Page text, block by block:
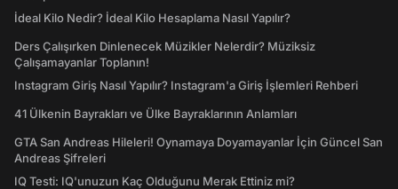
İdeal Kilo Nedir? İdeal Kilo Hesaplama Nasıl Yapılır?
Ders Çalışırken Dinlenecek Müzikler Nelerdir? Müziksiz
Çalışamayanlar Toplanın!
Instagram Giriş Nasıl Yapılır? Instagram'a Giriş İşlemleri Rehberi
41 Ülkenin Bayrakları ve Ülke Bayraklarının Anlamları
GTA San Andreas Hileleri! Oynamaya Doyamayanlar İçin Güncel San
Andreas Şifreleri
IQ Testi: IQ'unuzun Kaç Olduğunu Merak Ettiniz mi?